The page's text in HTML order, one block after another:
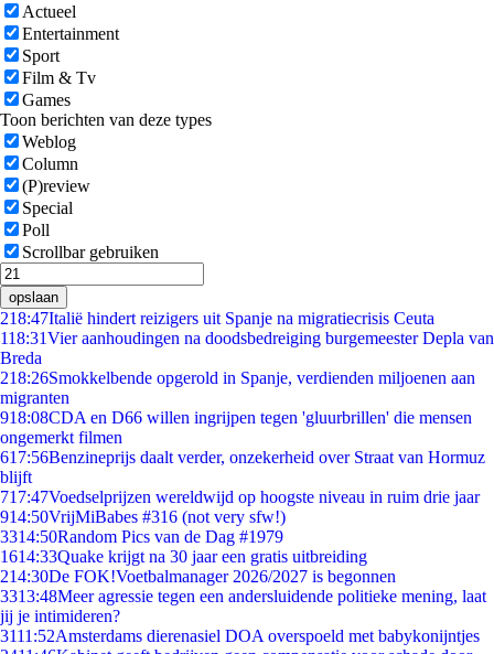
Actueel
Entertainment
Sport
Film & Tv
Games
Toon berichten van deze types
Weblog
Column
(P)review
Special
Poll
Scrollbar gebruiken
opslaan
218:47Italië hindert reizigers uit Spanje na migratiecrisis Ceuta
118:31Vier aanhoudingen na doodsbedreiging burgemeester Depla van
Breda
218:26Smokkelbende opgerold in Spanje, verdienden miljoenen aan
migranten
918:08CDA en D66 willen ingrijpen tegen 'gluurbrillen' die mensen
ongemerkt filmen
617:56Benzineprijs daalt verder, onzekerheid over Straat van Hormuz
blijft
717:47Voedselprijzen wereldwijd op hoogste niveau in ruim drie jaar
914:50VrijMiBabes #316 (not very sfw!)
3314:50Random Pics van de Dag #1979
1614:33Quake krijgt na 30 jaar een gratis uitbreiding
214:30De FOK!Voetbalmanager 2026/2027 is begonnen
3313:48Meer agressie tegen een andersluidende politieke mening, laat
jij je intimideren?
3111:52Amsterdams dierenasiel DOA overspoeld met babykonijntjes